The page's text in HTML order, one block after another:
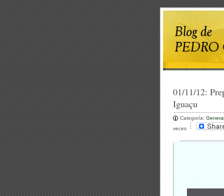
01/11/12:
Iguaçu
Categoría: General
veces